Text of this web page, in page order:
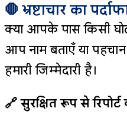
🛑 भ्रष्टाचार का
क्या आपके पास किसी
आप नाम बताएँ या
हमारी जिम्मेदारी है।
🔗 सुरक्षित रूप से